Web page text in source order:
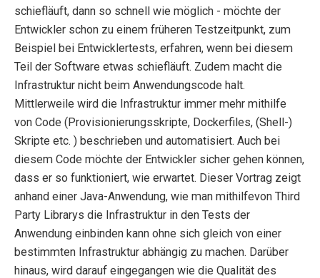
schiefläuft, dann so schnell wie möglich - möchte der
Entwickler schon zu einem früheren Testzeitpunkt, zum
Beispiel bei Entwicklertests, erfahren, wenn bei diesem
Teil der Software etwas schiefläuft. Zudem macht die
Infrastruktur nicht beim Anwendungscode halt.
Mittlerweile wird die Infrastruktur immer mehr mithilfe
von Code (Provisionierungsskripte, Dockerfiles, (Shell-)
Skripte etc. ) beschrieben und automatisiert. Auch bei
diesem Code möchte der Entwickler sicher gehen können,
dass er so funktioniert, wie erwartet. Dieser Vortrag zeigt
anhand einer Java-Anwendung, wie man mithilfevon Third
Party Librarys die Infrastruktur in den Tests der
Anwendung einbinden kann ohne sich gleich von einer
bestimmten Infrastruktur abhängig zu machen. Darüber
hinaus, wird darauf eingegangen wie die Qualität des